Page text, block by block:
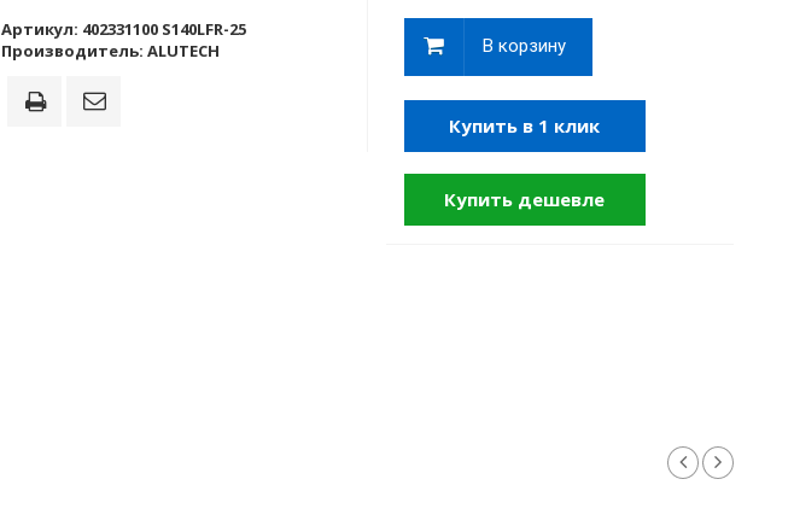
Артикул: 402331100 S140LFR-25
Производитель: ALUTECH В корзину
Купить в 1 клик
Купить дешевле